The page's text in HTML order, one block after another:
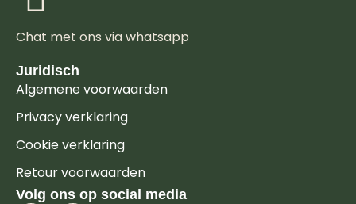
Chat met ons via whatsapp
Juridisch
Algemene voorwaarden
Privacy verklaring
Cookie verklaring
Retour voorwaarden
Volg ons op social media